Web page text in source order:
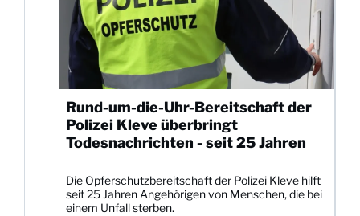
Rund-um-die-Uhr-Bereitschaft der
Polizei Kleve überbringt
Todesnachrichten - seit 25 Jahren
Die Opferschutzbereitschaft der Polizei Kleve hilft
seit 25 Jahren Angehörigen von Menschen, die bei
einem Unfall sterben.